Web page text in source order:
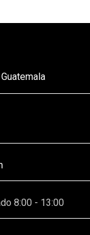
8:00 - 13:00